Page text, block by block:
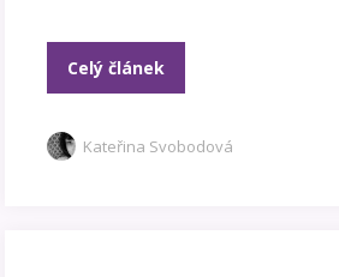
Celý článek
Kateřina Svobodová